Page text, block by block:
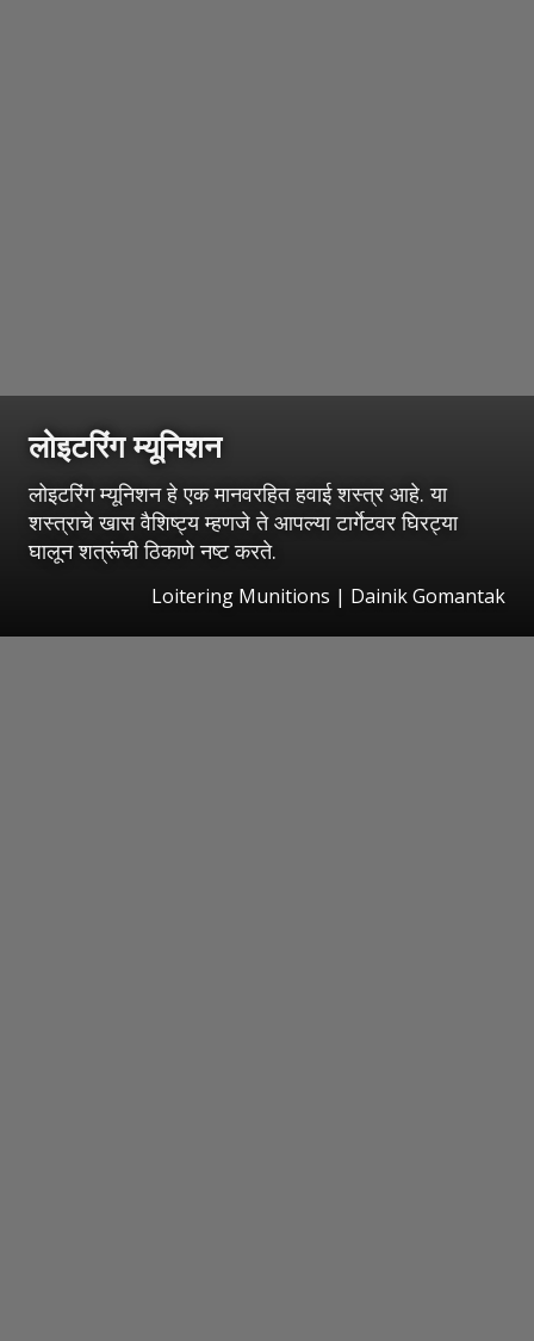
लोइटरिंग म्यूनिशन
लोइटरिंग म्यूनिशन हे एक मानवरहित हवाई शस्त्र आहे. या
शस्त्राचे खास वैशिष्ट्य म्हणजे ते आपल्या टार्गेटवर घिरट्या
घालून शत्रूंची ठिकाणे नष्ट करते.
Loitering Munitions | Dainik Gomantak